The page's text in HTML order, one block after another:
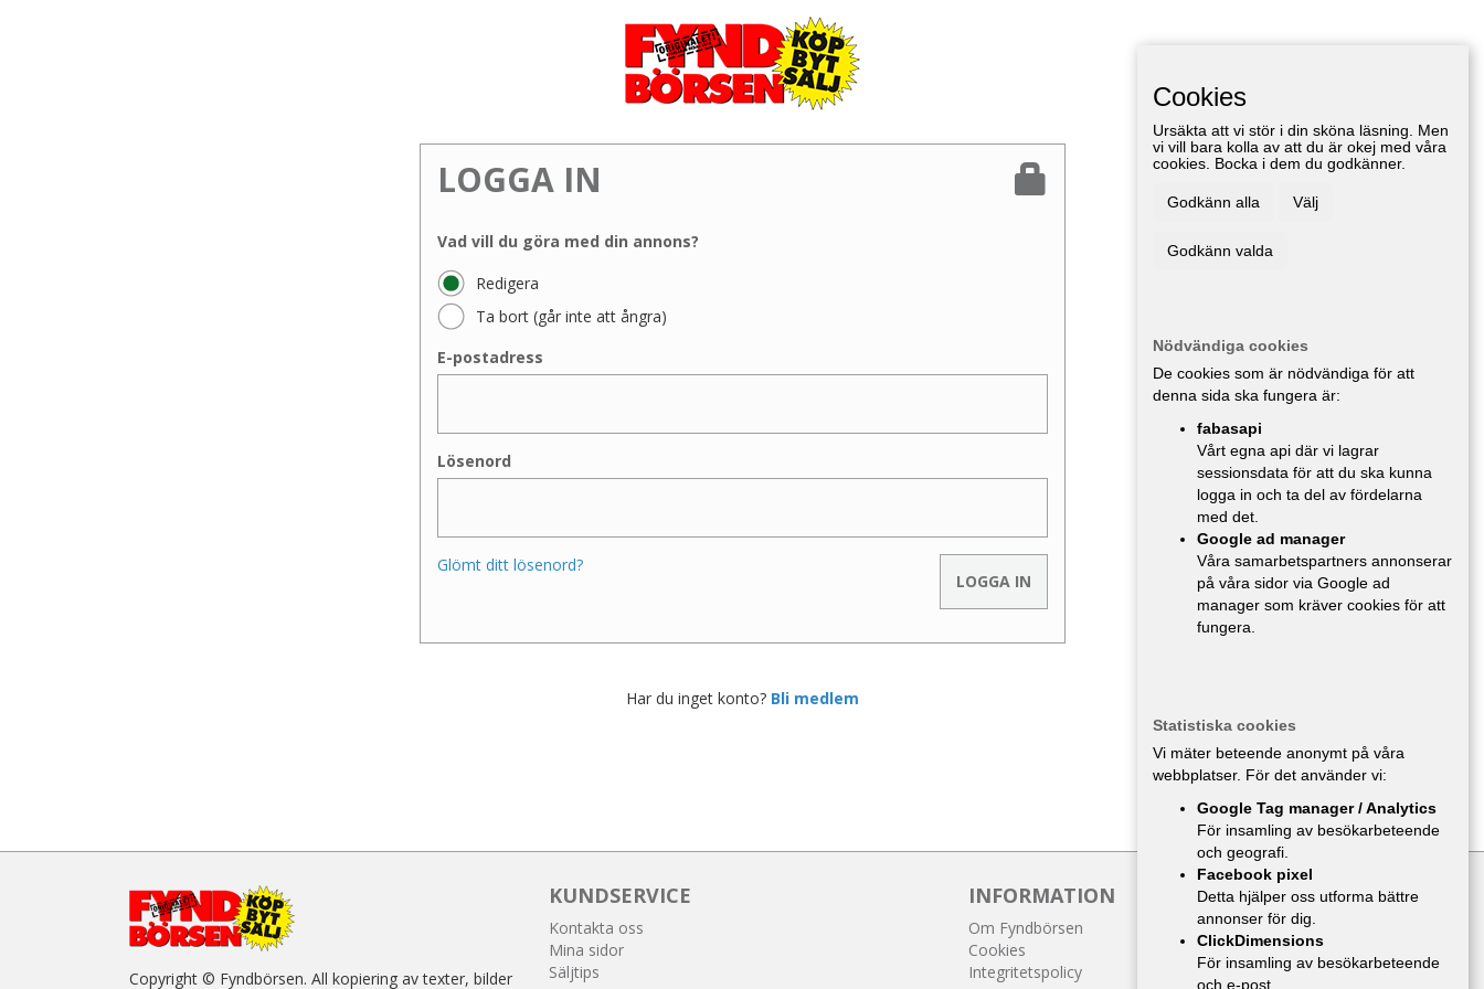
LOGGA IN
Vad vill du göra med din annons?
Redigera
Ta bort (går inte att ångra)
E-postadress
Lösenord
Glömt ditt lösenord?
Har du inget konto? Bli medlem
Copyright © Fyndbörsen. All kopiering av texter, bilder
KUNDSERVICE
Kontakta oss
Mina sidor
Säljtips
INFORMATION
Om Fyndbörsen
Cookies
Integritetspolicy
Cookies
Ursäkta att vi stör i din sköna läsning. Men
vi vill bara kolla av att du är okej med våra
cookies. Bocka i dem du godkänner.
Godkänn alla Välj
Godkänn valda
Nödvändiga cookies
De cookies som är nödvändiga för att
denna sida ska fungera är:
fabasapi
Vårt egna api där vi lagrar
sessionsdata för att du ska kunna
logga in och ta del av fördelarna
med det.
Google ad manager
Våra samarbetspartners annonserar
på våra sidor via Google ad
manager som kräver cookies för att
fungera.
Statistiska cookies
Vi mäter beteende anonymt på våra
webbplatser. För det använder vi:
Google Tag manager / Analytics
För insamling av besökarbeteende
och geografi.
Facebook pixel
Detta hjälper oss utforma bättre
annonser för dig.
ClickDimensions
För insamling av besökarbeteende
och e-post.